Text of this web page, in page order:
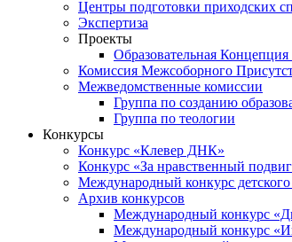
Центры подготовки приходских
Экспертиза
Проекты
Образовательная
Комиссия Межсоборного
Межведомственные комиссии
Группа по созданию
Группа по теологии
Конкурсы
Конкурс «Клевер ДНК»
Конкурс «За нравственный
Международный конкурс
Архив конкурсов
Международный конкурс
Международный конкурс